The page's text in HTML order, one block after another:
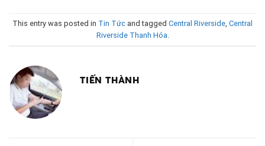
This entry was posted in Tin Tức and tagged Central Riverside Central
Riverside Thanh Hóa
TIẾN THÀNH